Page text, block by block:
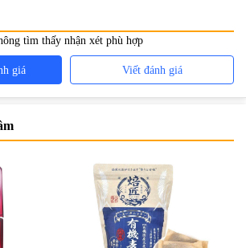
tìm thấy nhận xét phù hợp
giá Viết đánh giá